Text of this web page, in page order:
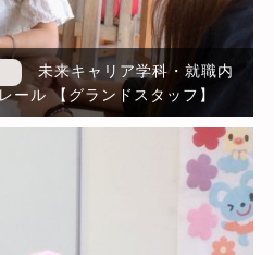
未来キャリア学科・就職内
ール 【グランドスタッフ】